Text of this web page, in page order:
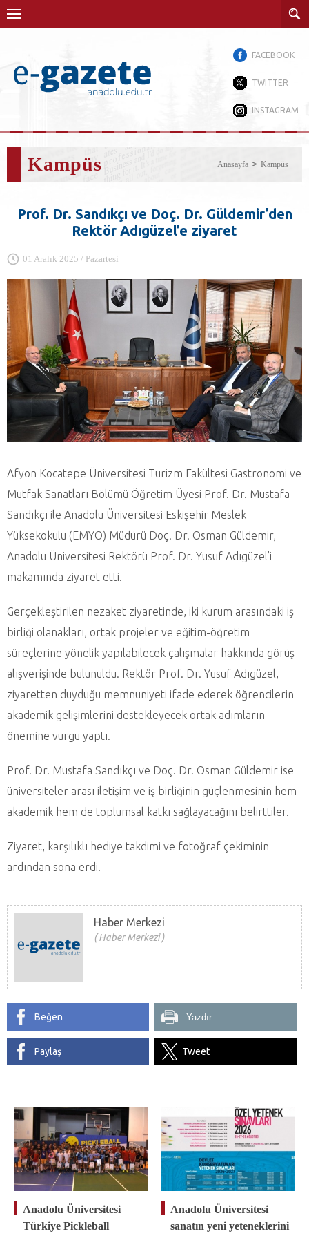
FACEBOOK
TWITTER
INSTAGRAM
Kampüs Anasayfa Kampüs
Prof. Dr. Sandıkçı ve Doç. Dr. Güldemir’den
Rektör Adıgüzel’e ziyaret
01 Aralık 2025 / Pazartesi
Afyon Kocatepe Üniversitesi Turizm Fakültesi Gastronomi ve
Mutfak Sanatları Bölümü Öğretim Üyesi Prof. Dr. Mustafa
Sandıkçı ile Anadolu Üniversitesi Eskişehir Meslek
Yüksekokulu (EMYO) Müdürü Doç. Dr. Osman Güldemir,
Anadolu Üniversitesi Rektörü Prof. Dr. Yusuf Adıgüzel’i
makamında ziyaret etti.
Gerçekleştirilen nezaket ziyaretinde, iki kurum arasındaki iş
birliği olanakları, ortak projeler ve eğitim-öğretim
süreçlerine yönelik yapılabilecek çalışmalar hakkında görüş
alışverişinde bulunuldu. Rektör Prof. Dr. Yusuf Adıgüzel,
ziyaretten duyduğu memnuniyeti ifade ederek öğrencilerin
akademik gelişimlerini destekleyecek ortak adımların
önemine vurgu yaptı.
Prof. Dr. Mustafa Sandıkçı ve Doç. Dr. Osman Güldemir ise
üniversiteler arası iletişim ve iş birliğinin güçlenmesinin hem
akademik hem de toplumsal katkı sağlayacağını belirttiler.
Ziyaret, karşılıklı hediye takdimi ve fotoğraf çekiminin
ardından sona erdi.
Haber Merkezi
Haber Merkezi
Beğen Yazdır
Paylaş Tweet
Anadolu Üniversitesi
Türkiye Pickleball
Anadolu Üniversitesi
sanatın yeni yeteneklerini